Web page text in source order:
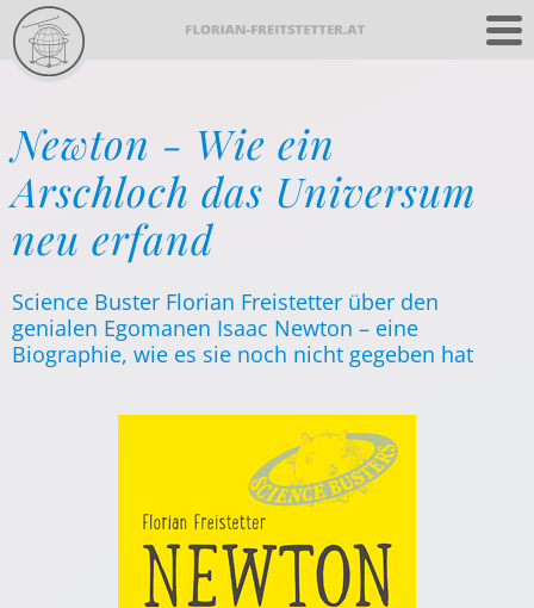
Newton - Wie ein
Arschloch das Universum
neu erfand
Science Buster Florian Freistetter über den
genialen Egomanen Isaac Newton – eine
Biographie, wie es sie noch nicht gegeben hat